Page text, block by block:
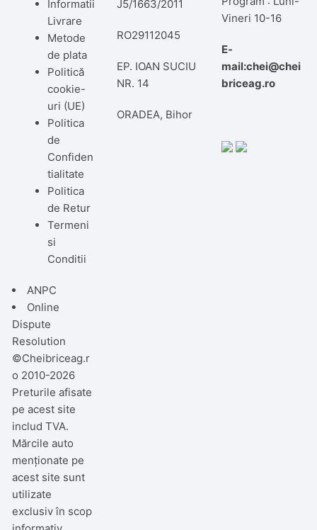
Informatii
Livrare
Metode
de plata
Politică
cookie-
uri (UE)
Politica
de
Confiden
tialitate
Politica
de Retur
Termeni
si
Conditii
ANPC
Online
Dispute
Resolution
J5/1663/2011
RO29112045
EP. IOAN SUCIU
NR. 14
ORADEA, Bihor
Vineri 10-16
E-
mail:chei@chei
briceag.ro
©Cheibriceag.r
o 2010-2026
Preturile afisate
pe acest site
includ TVA.
Mărcile auto
menționate pe
acest site sunt
utilizate
exclusiv în scop